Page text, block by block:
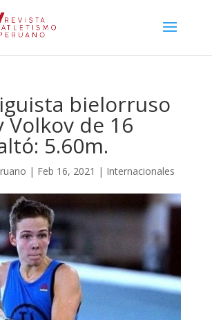
bielorruso
Volkov de 16
5.60m.
| Feb 16, 2021 | Internacionales